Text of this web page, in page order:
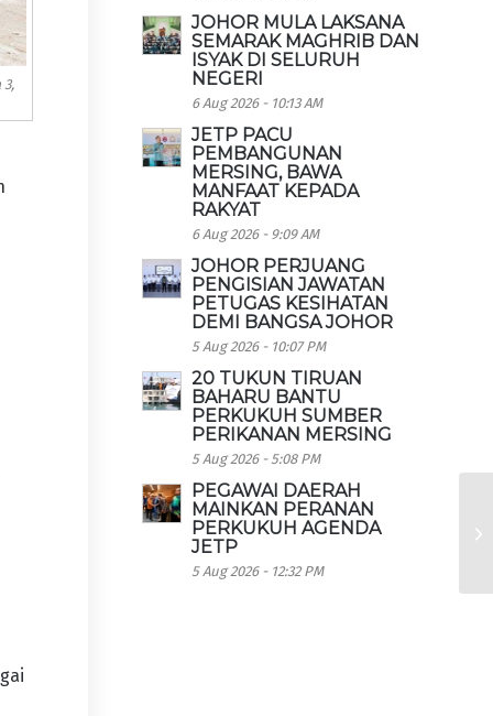
JOHOR MULA LAKSANA
SEMARAK MAGHRIB DAN
ISYAK DI SELURUH
NEGERI
6 Aug 2026 - 10:13 AM
JETP PACU
PEMBANGUNAN
MERSING, BAWA
MANFAAT KEPADA
RAKYAT
6 Aug 2026 - 9:09 AM
JOHOR PERJUANG
PENGISIAN JAWATAN
PETUGAS KESIHATAN
DEMI BANGSA JOHOR
5 Aug 2026 - 10:07 PM
20 TUKUN TIRUAN
BAHARU BANTU
PERKUKUH SUMBER
PERIKANAN MERSING
5 Aug 2026 - 5:08 PM
PEGAWAI DAERAH
MAINKAN PERANAN
PERKUKUH AGENDA
JETP
5 Aug 2026 - 12:32 PM